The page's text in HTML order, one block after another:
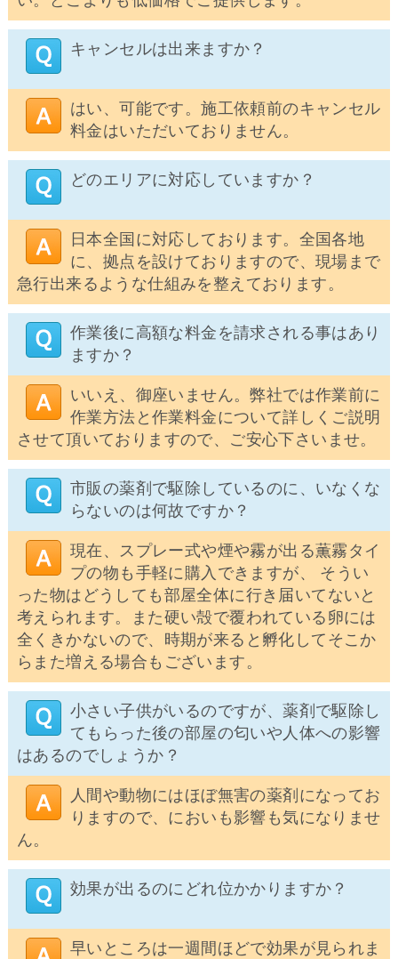
キャンセルは出来ますか？
はい、可能です。施工依頼前のキャンセル
料金はいただいておりません。
どのエリアに対応していますか？
日本全国に対応しております。全国各地
に、拠点を設けておりますので、現場まで
急行出来るような仕組みを整えております。
作業後に高額な料金を請求される事はあり
ますか？
いいえ、御座いません。弊社では作業前に
作業方法と作業料金について詳しくご説明
させて頂いておりますので、ご安心下さいませ。
市販の薬剤で駆除しているのに、いなくな
らないのは何故ですか？
現在、スプレー式や煙や霧が出る薫霧タイ
プの物も手軽に購入できますが、 そうい
った物はどうしても部屋全体に行き届いてないと
考えられます。また硬い殻で覆われている卵には
全くきかないので、時期が来ると孵化してそこか
らまた増える場合もございます。
小さい子供がいるのですが、薬剤で駆除し
てもらった後の部屋の匂いや人体への影響
はあるのでしょうか？
人間や動物にはほぼ無害の薬剤になってお
りますので、においも影響も気になりませ
ん。
効果が出るのにどれ位かかりますか？
早いところは一週間ほどで効果が見られま